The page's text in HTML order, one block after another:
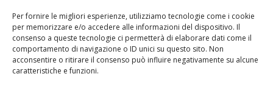
Per fornire le migliori esperienze, utilizziamo tecnologie come i cookie
per memorizzare e/o accedere alle informazioni del dispositivo. Il
consenso a queste tecnologie ci permetterà di elaborare dati come il
comportamento di navigazione o ID unici su questo sito. Non
acconsentire o ritirare il consenso può influire negativamente su alcune
caratteristiche e funzioni.
Trasporti
Varie
Sostenibilità
Compagnie di Navigazione